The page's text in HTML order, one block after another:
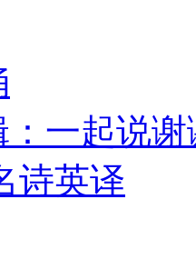
一起说谢
诗英译